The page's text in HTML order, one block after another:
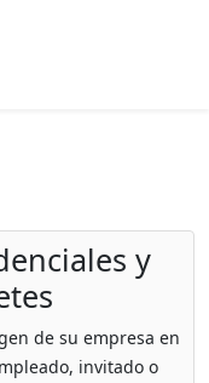
y
de su empresa en
invitado o